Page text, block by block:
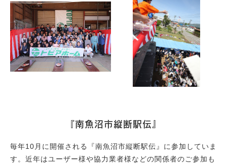
『南魚沼市縦断駅伝』
毎年10月に開催される『南魚沼市縦断駅伝』に参加していま
す。近年はユーザー様や協力業者様などの関係者のご参加も